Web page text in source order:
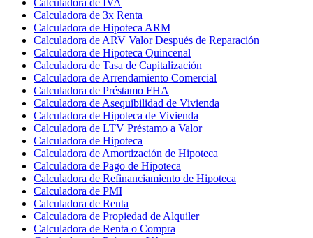
Calculadora de 3x Renta
Calculadora de Hipoteca ARM
Calculadora de ARV Valor Después de Reparación
Calculadora de Hipoteca Quincenal
Calculadora de Tasa de Capitalización
Calculadora de Arrendamiento Comercial
Calculadora de Préstamo FHA
Calculadora de Asequibilidad de Vivienda
Calculadora de Hipoteca de Vivienda
Calculadora de LTV Préstamo a Valor
Calculadora de Hipoteca
Calculadora de Amortización de Hipoteca
Calculadora de Pago de Hipoteca
Calculadora de Refinanciamiento de Hipoteca
Calculadora de PMI
Calculadora de Renta
Calculadora de Propiedad de Alquiler
Calculadora de Renta o Compra